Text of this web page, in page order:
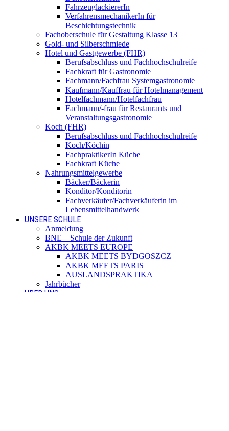
FahrzeuglackiererIn
VerfahrensmechanikerIn für
Beschichtungstechnik
Fachoberschule für Gestaltung Klasse 13
Gold- und Silberschmiede
Hotel und Gastgewerbe (FHR)
Berufsabschluss und Fachhochschulreife
Fachkraft für Gastronomie
Fachmann/Fachfrau Systemgastronomie
Kaufmann/Kauffrau für Hotelmanagement
Hotelfachmann/Hotelfachfrau
Fachmann/-frau für Restaurants und
Veranstaltungsgastronomie
Koch (FHR)
Berufsabschluss und Fachhochschulreife
Koch/Köchin
FachpraktikerIn Küche
Fachkraft Küche
Nahrungsmittelgewerbe
Bäcker/Bäckerin
Konditor/Konditorin
Fachverkäufer/Fachverkäuferin im
Lebensmittelhandwerk
UNSERE SCHULE
Anmeldung
BNE – Schule der Zukunft
AKBK MEETS EUROPE
AKBK MEETS BYDGOSZCZ
AKBK MEETS PARIS
AUSLANDSPRAKTIKA
Jahrbücher
ÜBER UNS